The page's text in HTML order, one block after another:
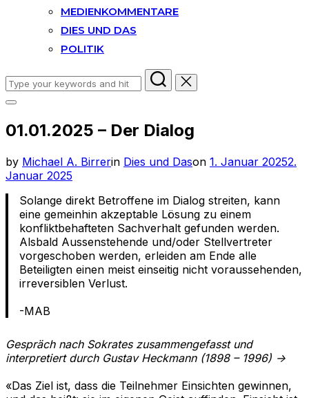
MEDIENKOMMENTARE
DIES UND DAS
POLITIK
Search
for:
Toggle
&
01.01.2025 – Der Dialog
by Michael A. Birrerin Dies und Dason Posted
1. Januar 20252.
Januar 2025
Solange direkt Betroffene im Dialog streiten, kann
eine gemeinhin akzeptable Lösung zu einem
konfliktbehafteten Sachverhalt gefunden werden.
Alsbald Aussenstehende und/oder Stellvertreter
vorgeschoben werden, erleiden am Ende alle
Beteiligten einen meist einseitig nicht voraussehenden,
irreversiblen Verlust.
-MAB
Gespräch nach Sokrates zusammengefasst und
interpretiert durch Gustav Heckmann (1898 – 1996) ->
«Das Ziel ist, dass die Teilnehmer Einsichten gewinnen,